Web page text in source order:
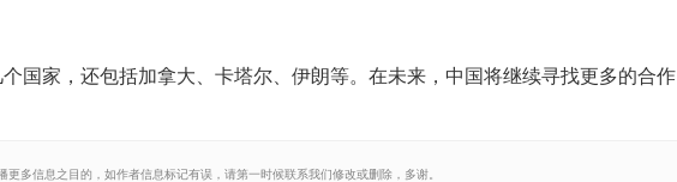
国家，还包括加拿大、卡塔尔、伊朗等。在未来，中国将继续寻找更多的合作
多信息之目的，如作者信息标记有误，请第一时候联系我们修改或删除，多谢。